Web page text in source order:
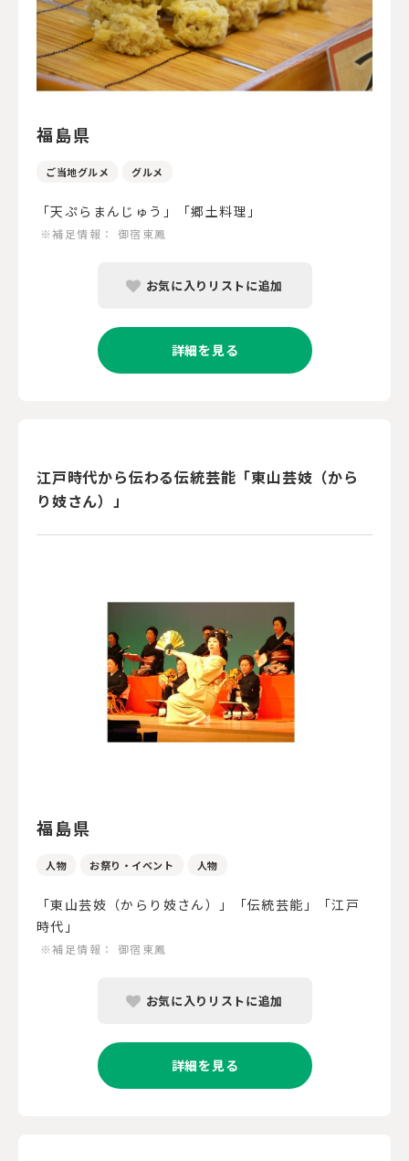
福島県
ご当地グルメ グルメ
「天ぷらまんじゅう」「郷土料理」
※補足情報： 御宿東鳳
お気に入りリストに追加
詳細を見る
江戸時代から伝わる伝統芸能「東山芸妓（から
り妓さん）」
福島県
人物 お祭り・イベント 人物
「東山芸妓（からり妓さん）」「伝統芸能」「江戸
時代」
※補足情報： 御宿東鳳
お気に入りリストに追加
詳細を見る